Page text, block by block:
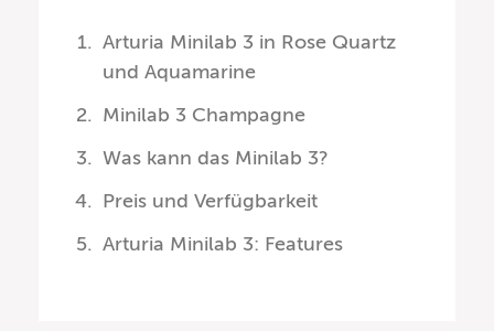
Arturia Minilab 3 in Rose Quartz
und Aquamarine
Minilab 3 Champagne
Was kann das Minilab 3?
Preis und Verfügbarkeit
Arturia Minilab 3: Features